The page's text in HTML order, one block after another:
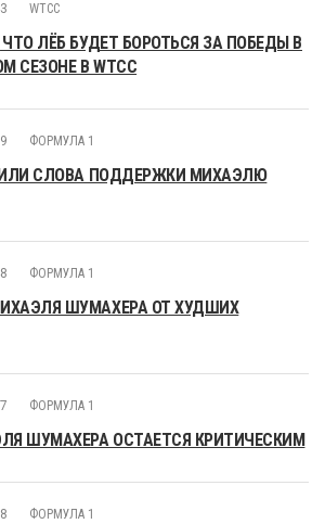
WTCC
ЛЁБ БУДЕТ БОРОТЬСЯ ЗА ПОБЕДЫ В
СЕЗОНЕ В WTCC
ФОРМУЛА 1
СЛОВА ПОДДЕРЖКИ МИХАЭЛЮ
ФОРМУЛА 1
ШУМАХЕРА ОТ ХУДШИХ
ФОРМУЛА 1
ШУМАХЕРА ОСТАЕТСЯ КРИТИЧЕСКИМ
ФОРМУЛА 1